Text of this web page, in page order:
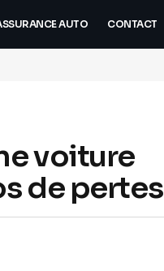
AUTO CONTACT
voiture
de pertes